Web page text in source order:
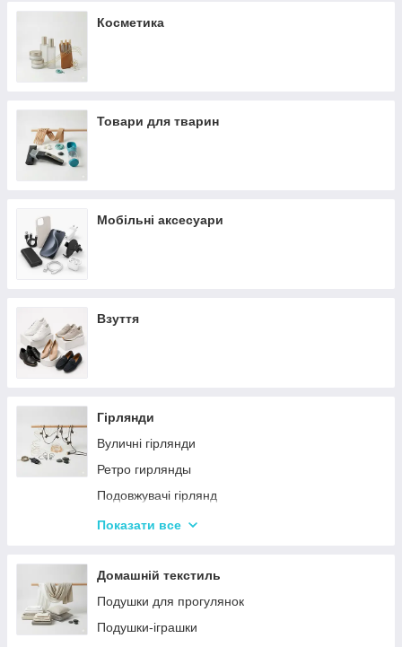
Косметика
Товари для тварин
Мобільні аксесуари
Взуття
Гірлянди
Вуличні гірлянди
Ретро гирлянды
Подовжувачі гірлянд
Хатні гірлянди
Показати все
Домашній текстиль
Подушки для прогулянок
Подушки-іграшки